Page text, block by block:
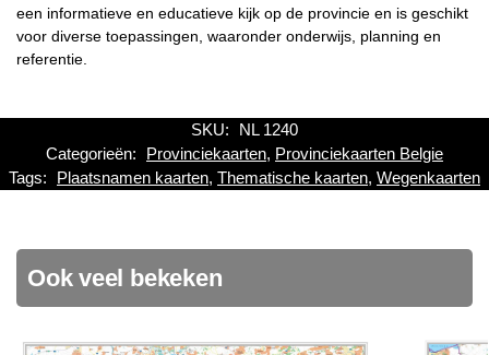
een informatieve en educatieve kijk op de provincie en is geschikt
voor diverse toepassingen, waaronder onderwijs, planning en
referentie.
SKU:
NL 1240
Categorieën:
Provinciekaarten, Provinciekaarten Belgie
Tags:
Plaatsnamen kaarten, Thematische kaarten, Wegenkaarten
Ook veel bekeken